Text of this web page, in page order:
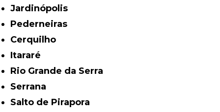
Jardinópolis
Pederneiras
Cerquilho
Itararé
Rio Grande da Serra
Serrana
Salto de Pirapora